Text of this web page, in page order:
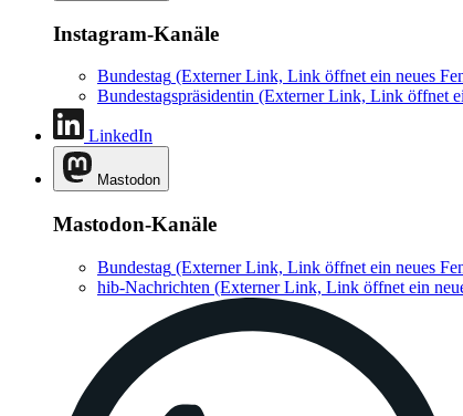
Instagram-Kanäle
Bundestag (Externer Link, Link öffnet ein neues
Bundestagspräsidentin (Externer Link, Link öffnet
LinkedIn
Mastodon
Mastodon-Kanäle
Bundestag (Externer Link, Link öffnet ein neues
hib-Nachrichten (Externer Link, Link öffnet ein